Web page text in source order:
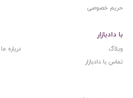
حریم خصوصی
با دادبازار
وبلاگ
درباره ما
تماس با دادبازار